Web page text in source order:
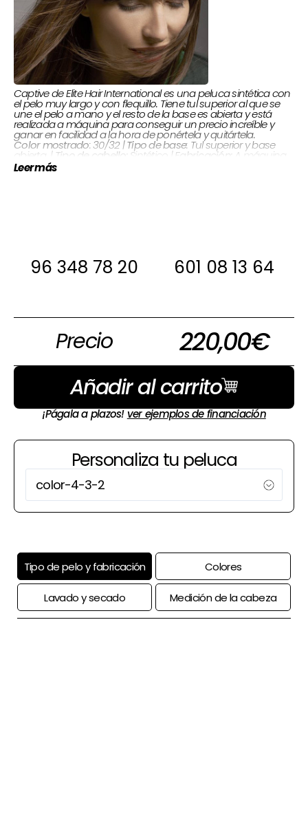
Captive de Elite Hair International es una peluca sintética con
el pelo muy largo y con flequillo. Tiene tul superior al que se
une el pelo a mano y el resto de la base es abierta y está
realizada a máquina para conseguir un precio increíble y
ganar en facilidad a la hora de ponértela y quitártela.
Color mostrado: 30/32 |Tipo de base: Tul superior y base
abierta | Tipo de cabello: Sintético |Fabricación: A máquina
Leer más
96 348 78 20 601 08 13 64
Precio 220,00€
Añadir al carrito
¡Págala a plazos! ver ejemplos de financiación
Personaliza tu peluca
Tipo de pelo y fabricación Colores
Lavado y secado Medición de la cabeza